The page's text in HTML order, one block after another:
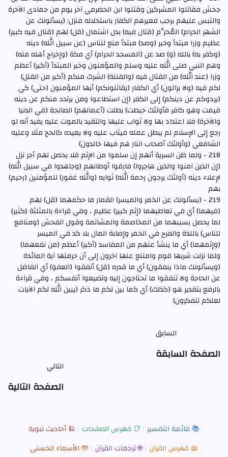
جحش فقاتلوا المشركين وقتلوا ابن الحضرمي آخر يوم من جمادى الآخرة
والتبس عليهم برجب فعيرهم الكفار باستحلاله فنزل: (يسألونك عن
الشهر الحرام) المُحرَّم (قتال فيه) بدل اشتمال (قل) لهم (قتال فيه كبير)
عظيم وزرا مبتدأ وخبر (وصد) مبتدأ منع للناس (عن سبيل الله) دينه
(وكفر به) بالله (و) صد عن (المسجد الحرام) أي مكة (وإخراج أهله منه)
وهم النبي صلى الله عليه وسلم والمؤمنون وخبر المبتدأ (أكبر) أعظم
وزرا (عند الله) من القتال فيه (والفتنة) الشرك منكم (أكبر من القتل)
لكم فيه (ولا يزالون) أي الكفار (يقاتلونكم) أيها المؤمنون (حتى) كي
(يردوكم عن دينكم) إلى الكفر (إن استطاعوا ومن يرتدد منكم عن دينه
فيمت وهو كافر فأولئك حبطت) بطلت (أعمالهم) الصالحة (في الدنيا
والآخرة) فلا اعتداد بها ولا ثواب عليها والتقيد بالموت عليه يفيد أنه لو
رجع إلى الإسلام لم يبطل عمله فيثاب عليه ولا يعيده كالحج مثلا وعليه
الشافعي (وأولئك أصحاب النار هم فيها خالدون)
218 - ولما ظن السرية أنهم إن سلموا من الإثم فلا يحصل لهم أجر نزل
(إن الذين آمنوا والذين هاجروا) فارقوا أوطانهم (وجاهدوا في سبيل الله)
لإعلاء دينه (أولئك يرجون رحمة الله) ثوابه (والله غفور) للمؤمنين (رحيم)
بهم
219 - (يسألونك عن الخمر والميسر) القمار ما حكمهما (قل) لهم
(فيهما) أي في تعاطيهما (إثم كبير) عظيم ، وفي قراءة بالمثلثة {كثير}
لما يحصل بسببهما من المخاصمة والمشاتمة وقول الفحش (ومنافع
للناس) باللذة والفرح في الخمر وإصابة المال بلا كد في الميسر
(وإثمهما) أي ما ينشأ عنهم من المفاسد (أكبر) أعظم (من نفعهما)
ولما نزلت شربها قوم وامتنع عنها آخرون إلى أن حرمتها آية المائدة
(ويسألونك ماذا ينفقون) أي ما قدره (قل) أنفقوا (العفوَ) أي الفاضل
عن الحاجة ولا تنفقوا ما تحتاجون إليه وتضيعوا أنفسكم ، وفي قراءة
بالرفع بتقدير هو (كذلك) أي كما بين لكم ما ذكر (يبين الله لكم الآيات
لعلكم تتفكرون)
السابق
الصفحة السابقة
التالي
الصفحة التالية
📚 قائمة التفسير | 📑 فهرس الصفحات | 🕌 أحاديث نبوية
📖 فهرس القرآن |🌐 ترجمات القرآن | 🤲 الأسماء الحسنى